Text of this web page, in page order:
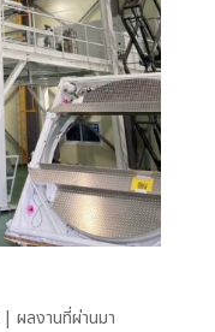
| ผลงานที่ผ่านมา